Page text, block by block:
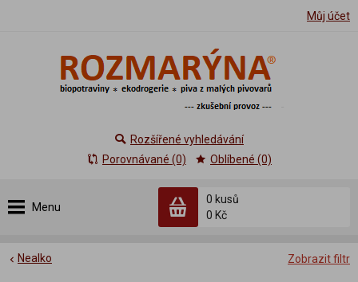
Můj účet
Menu
0 kusů
0 Kč
Rozšířené vyhledávání
Porovnávané (0)
Oblíbené (0)
Zobrazit filtr
Nealko